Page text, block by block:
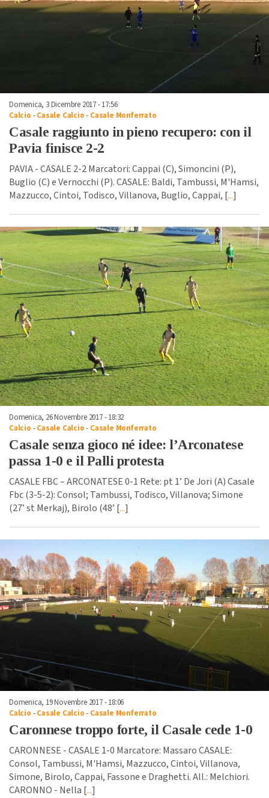
Domenica, 3 Dicembre 2017 - 17:56
Calcio -Casale Calcio- Casale Monferrato
Casale raggiunto in pieno recupero: con il
Pavia finisce 2-2
PAVIA - CASALE 2-2 Marcatori: Cappai (C), Simoncini (P),
Buglio (C) e Vernocchi (P). CASALE: Baldi, Tambussi, M'Hamsi,
Mazzucco, Cintoi, Todisco, Villanova, Buglio, Cappai, [...]
Domenica, 26 Novembre 2017 - 18:32
Calcio -Casale Calcio- Casale Monferrato
Casale senza gioco né idee: l’Arconatese
passa 1-0 e il Palli protesta
CASALE FBC – ARCONATESE 0-1 Rete: pt 1’ De Jori (A) Casale
Fbc (3-5-2): Consol; Tambussi, Todisco, Villanova; Simone
(27’ st Merkaj), Birolo (48’ [...]
Domenica, 19 Novembre 2017 - 18:06
Calcio -Casale Calcio- Casale Monferrato
Caronnese troppo forte, il Casale cede 1-0
CARONNESE - CASALE 1-0 Marcatore: Massaro CASALE:
Consol, Tambussi, M'Hamsi, Mazzucco, Cintoi, Villanova,
Simone, Birolo, Cappai, Fassone e Draghetti. All.: Melchiori.
CARONNO - Nella [...]